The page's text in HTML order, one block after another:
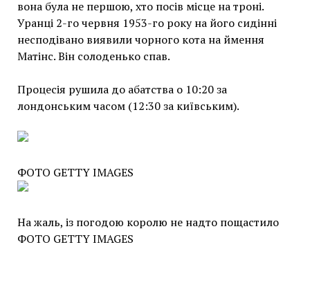
вона була не першою, хто посів місце на троні.
Уранці 2-го червня 1953-го року на його сидінні
несподівано виявили чорного кота на ймення
Матінс. Він солоденько спав.
Процесія рушила до абатства о 10:20 за
лондонським часом (12:30 за київським).
ФОТО GETTY IMAGES
На жаль, із погодою королю не надто пощастило
ФОТО GETTY IMAGES